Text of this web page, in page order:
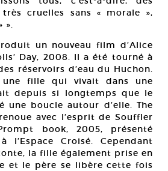
cruelles sans « morale »,
».
un nouveau film d’Alice
Day, 2008. Il a été tourné à
réservoirs d’eau du Huchon.
fille qui vivait dans une
depuis si longtemps que le
une boucle autour d’elle. The
avec l’esprit de Souffler
book, 2005, présenté
l’Espace Croisé. Cependant
la fille également prise en
et le père se libère cette fois